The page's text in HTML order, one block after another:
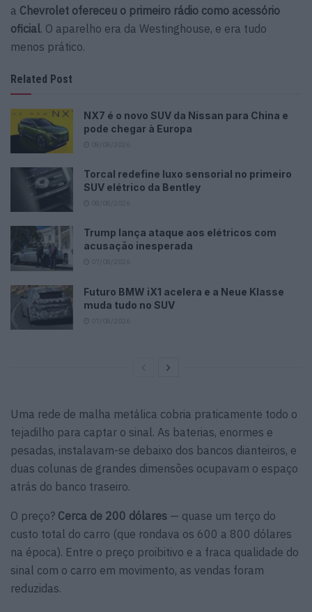
a Chevrolet ofereceu o primeiro rádio como acessório
oficial. O aparelho era da Westinghouse, e era tudo
menos prático.
Related Post
NX7 é o novo SUV da Nissan para China e
pode chegar à Europa
Torcal redefine luxo sensorial no primeiro
SUV elétrico da Bentley
Trump lança ataque aos elétricos com
acusação inesperada
Futuro BMW iX1 acelera e a Neue Klasse
muda tudo no SUV
Uma rede de malha metálica cobria praticamente todo o
tejadilho para captar o sinal. As baterias, enormes e
pesadas, instalavam-se debaixo dos bancos dianteiros, e
duas colunas de grandes dimensões ocupavam o espaço
atrás do banco traseiro.
O preço? Cerca de 200 dólares — quase um terço do
custo total do carro (que rondava os 600 a 800 dólares
na época). Entre o preço proibitivo e a fraca qualidade do
sinal com o carro em movimento, as vendas foram
reduzidas.